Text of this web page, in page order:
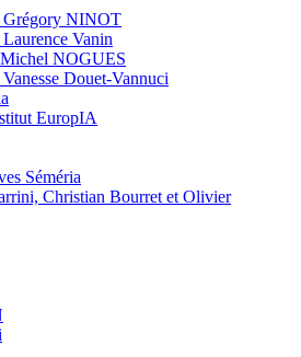
Grégory NINOT
Vanin
NOGUES
Douet-Vannuci
EuropIA
Séméria
Christian Bourret et Olivier